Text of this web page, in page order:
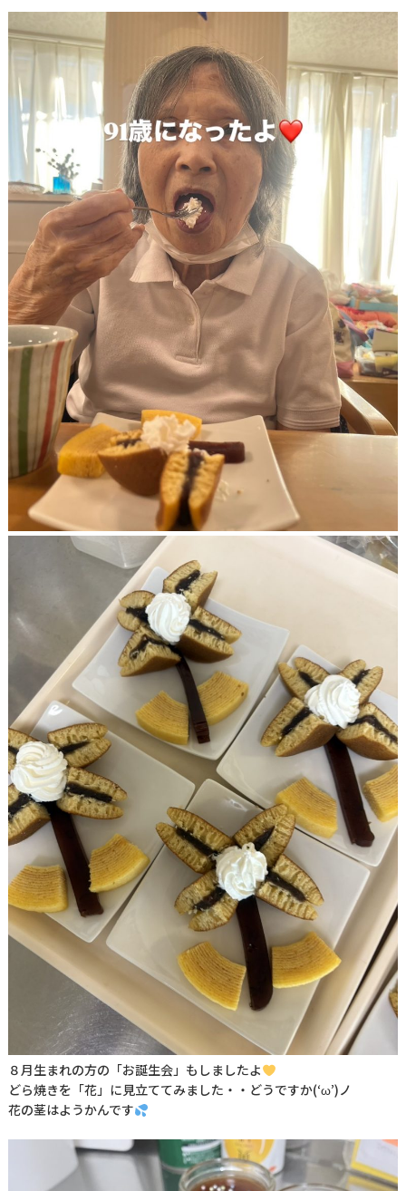
８月生まれの方の「お誕生会」もしましたよ
どら焼きを「花」に見立ててみました・・どうですか(‘ω’)ノ
花の茎はようかんです